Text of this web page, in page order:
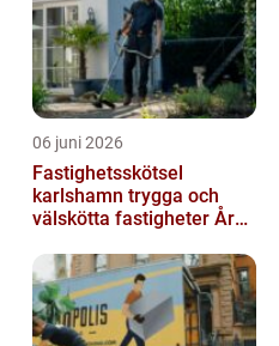
06 juni 2026
Fastighetsskötsel
karlshamn trygga och
välskötta fastigheter Året